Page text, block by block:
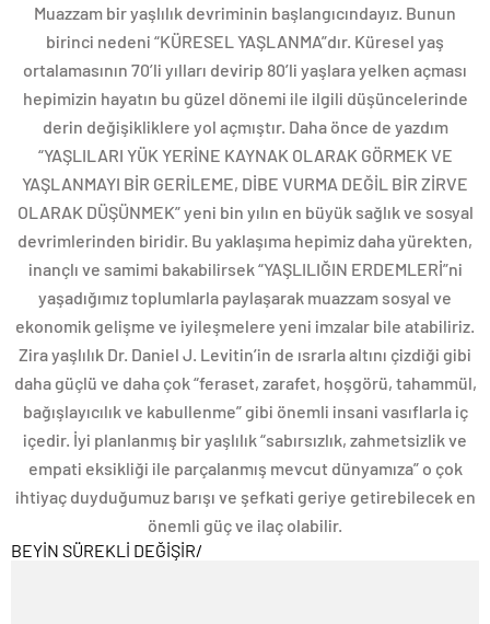
Muazzam bir yaşlılık devriminin başlangıcındayız. Bunun
birinci nedeni “KÜRESEL YAŞLANMA”dır. Küresel yaş
ortalamasının 70’li yılları devirip 80’li yaşlara yelken açması
hepimizin hayatın bu güzel dönemi ile ilgili düşüncelerinde
derin değişikliklere yol açmıştır. Daha önce de yazdım
“YAŞLILARI YÜK YERİNE KAYNAK OLARAK GÖRMEK VE
YAŞLANMAYI BİR GERİLEME, DİBE VURMA DEĞİL BİR ZİRVE
OLARAK DÜŞÜNMEK” yeni bin yılın en büyük sağlık ve sosyal
devrimlerinden biridir. Bu yaklaşıma hepimiz daha yürekten,
inançlı ve samimi bakabilirsek “YAŞLILIĞIN ERDEMLERİ”ni
yaşadığımız toplumlarla paylaşarak muazzam sosyal ve
ekonomik gelişme ve iyileşmelere yeni imzalar bile atabiliriz.
Zira yaşlılık Dr. Daniel J. Levitin’in de ısrarla altını çizdiği gibi
daha güçlü ve daha çok “feraset, zarafet, hoşgörü, tahammül,
bağışlayıcılık ve kabullenme” gibi önemli insani vasıflarla iç
içedir. İyi planlanmış bir yaşlılık “sabırsızlık, zahmetsizlik ve
empati eksikliği ile parçalanmış mevcut dünyamıza” o çok
ihtiyaç duyduğumuz barışı ve şefkati geriye getirebilecek en
önemli güç ve ilaç olabilir.
BEYİN SÜREKLİ DEĞİŞİR/